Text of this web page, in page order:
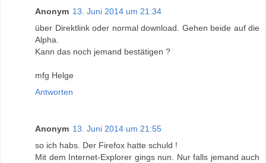
Anonym 13. Juni 2014 um 21:34
über Direktlink oder normal download. Gehen beide auf die
Alpha.
Kann das noch jemand bestätigen ?
mfg Helge
Antworten
Anonym 13. Juni 2014 um 21:55
so ich habs. Der Firefox hatte schuld !
Mit dem Internet-Explorer gings nun. Nur falls jemand auch